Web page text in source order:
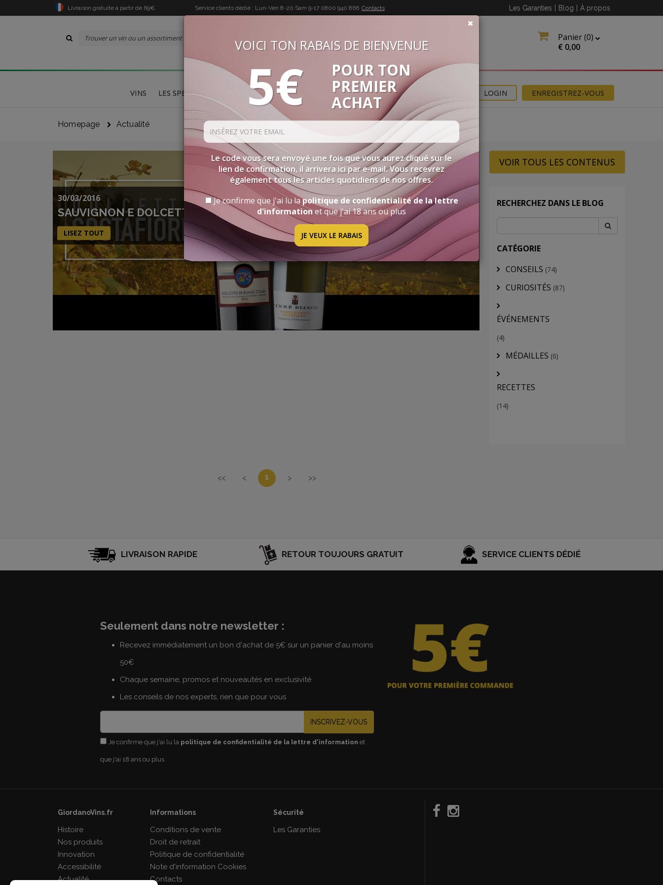
Livraison gratuite à partir de 69€. Service clients dédié : Lun-Ven 8-20 Sam 9-170800 940 866 Contacts Les Garanties Blog À propos
Panier (0)
€ 0,00
BUON VINO, BUONA VITA
VINS LES SPÉCIALITÉS SÉLECTIONS SPIRITUEUX ACCESSOIRES PROMOTIONS ENREGISTREZ-VOUS
LOGIN
Homepage Actualité
30/03/2016
SAUVIGNON E DOLCETTO
LISEZ TOUT
VOIR TOUS LES CONTENUS
RECHERCHEZ DANS LE BLOG
CATÉGORIE
CONSEILS (74)
CURIOSITÉS (87)
ÉVÉNEMENTS
(4)
MÉDAILLES (6)
RECETTES
(14)
<< < 1 > >>
LIVRAISON RAPIDE RETOUR TOUJOURS GRATUIT SERVICE CLIENTS DÉDIÉ
Seulement dans notre newsletter :
Recevez immédiatement un bon d'achat de 5€ sur un panier d'au moins
50€
Chaque semaine, promos et nouveautés en exclusivité
Les conseils de nos experts, rien que pour vous
INSCRIVEZ-VOUS
Je confirme que j'ai lu la politique de confidentialité de la lettre d'information et
que j'ai 18 ans ou plus
GiordanoVins.fr
Histoire
Nos produits
Innovation
Accessibilité
Actualité
Informations
Conditions de vente
Droit de retrait
Politique de confidentialité
Note d'information Cookies
Contacts
Sécurité
Les Garanties
VOICI TON RABAIS DE BIENVENUE
5€
POUR TON
PREMIER
ACHAT
Le code vous sera envoyé une fois que vous aurez cliqué sur le
lien de confirmation, il arrivera ici par e-mail. Vous recevrez
également tous les articles quotidiens de nos offres.
Je confirme que j'ai lu lapolitique de confidentialité de la lettre
d'informationet que j'ai 18 ans ou plus
JE VEUX LE RABAIS